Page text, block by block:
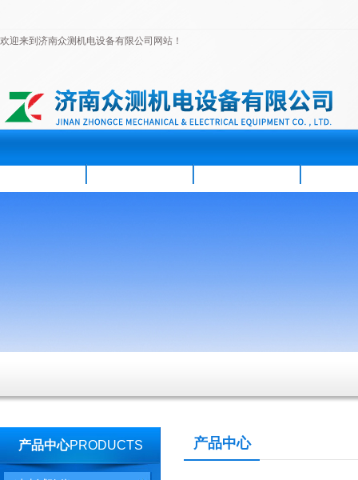
欢迎来到济南众测机电设备有限公司网站！
产品中心PRODUCTS 产品中心